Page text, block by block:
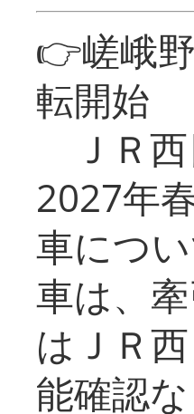
👉嵯峨
転開始
ＪＲ西
2027年
車につ
車は、
はＪＲ
能確認